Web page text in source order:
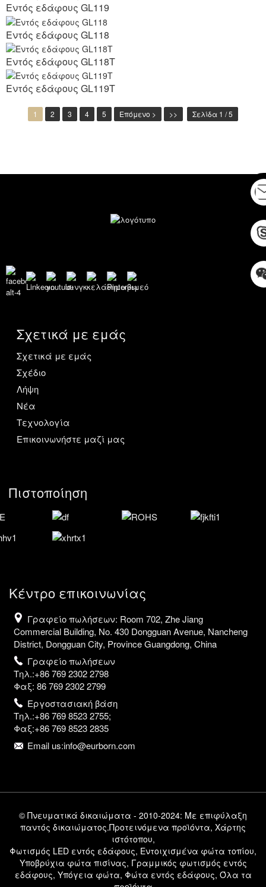
Εντός εδάφους GL119
Εντός εδάφους GL118
Εντός εδάφους GL118T
Εντός εδάφους GL119T
1 2 3 4 5 Επόμενο > >> Σελίδα 1 / 5
Σχετικά με εμάς
Σχετικά με εμάς
Σχέδιο
Λήψη
Νέα
Τεχνολογία
Επικοινωνήστε μαζί μας
Πιστοποίηση
Κέντρο επικοινωνίας
Γραφείο πωλήσεων: Room 702, Zhe Jiang
Commercial Building, No. 430 Dongguan Avenue, Nancheng
District, Dongguan City, Province Guangdong, China
Γραφείο πωλήσεων
Τηλ.:+86 769 2302 2798
Φαξ: 86 769 2302 2799
Εργοστασιακή βάση
Τηλ.:+86 769 8523 2755;
Φαξ:+86 769 8523 2835
Email us:info@eurborn.com
© Πνευματικά δικαιώματα - 2010-2024: Με επιφύλαξη
παντός δικαιώματος.Προτεινόμενα προϊόντα, Χάρτης
ιστότοπου,
Φωτισμός LED εντός εδάφους, Εντοιχισμένα φώτα τοπίου,
Υποβρύχια φώτα πισίνας, Γραμμικός φωτισμός εντός
εδάφους, Υπόγεια φώτα, Φώτα εντός εδάφους, Όλα τα